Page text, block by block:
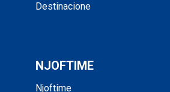
Destinacione
NJOFTIME
Njoftime